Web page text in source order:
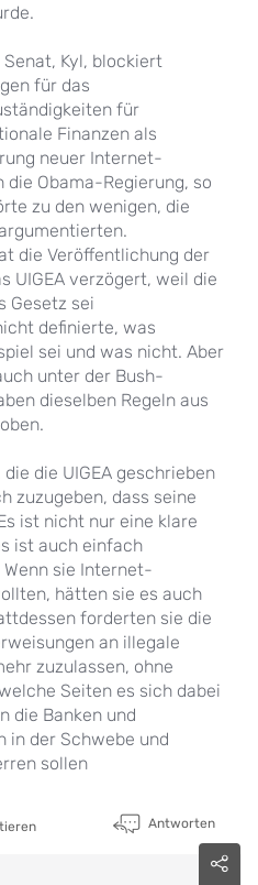
Kyl, blockiert
für das
für
Finanzen als
neuer Internet-
Obama-Regierung, so
zu den wenigen, die
die Veröffentlichung der
UIGEA verzögert, weil die
Gesetz sei
definierte, was
sei und was nicht. Aber
unter der Bush-
dieselben Regeln aus
die UIGEA geschrieben
zuzugeben, dass seine
ist nicht nur eine klare
ist auch einfach
sie Internet-
hätten sie es auch
forderten sie die
an illegale
zuzulassen, ohne
Seiten es sich dabei
die Banken und
in der Schwebe und
sollen
Antworten